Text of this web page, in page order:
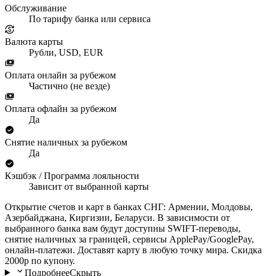
Обслуживание
По тарифу банка или сервиса
Валюта карты
Рубли, USD, EUR
Оплата онлайн за рубежом
Частично (не везде)
Оплата офлайн за рубежом
Да
Снятие наличных за рубежом
Да
Кэшбэк / Программа лояльности
Зависит от выбранной карты
Открытие счетов и карт в банках СНГ: Армении, Молдовы,
Азербайджана, Киргизии, Беларуси. В зависимости от
выбранного банка вам будут доступны SWIFT-переводы,
снятие наличных за границей, сервисы ApplePay/GooglePay,
онлайн-платежи. Доставят карту в любую точку мира. Скидка
2000р по купону.
ПодробнееСкрыть